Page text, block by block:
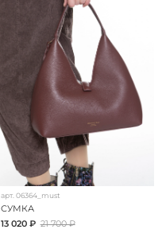
арт. 06364_must
СУМКА
13 020 ₽ 21 700 ₽